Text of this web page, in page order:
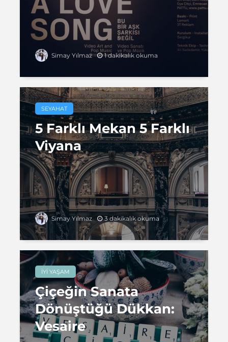
Simay Yılmaz 1 dakikalık okuma
SEYAHAT
5 Farklı Mekan 5 Farklı
Viyana
Simay Yılmaz 3 dakikalık okuma
İYI YAŞAM
Çiçeğin Sanata
Dönüştüğü Dükkan:
Vesaire